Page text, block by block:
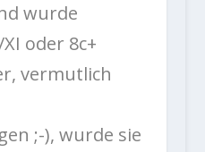
wurde
oder 8c+
vermutlich
;-), wurde sie